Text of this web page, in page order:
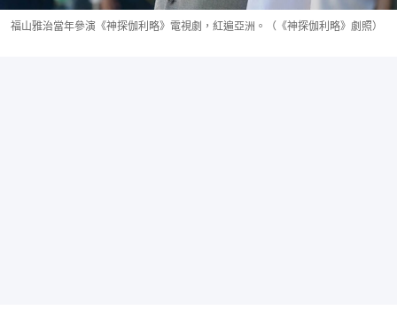
福山雅治當年參演《神探伽利略》電視劇，紅遍亞洲。（《神探伽利略》劇照）